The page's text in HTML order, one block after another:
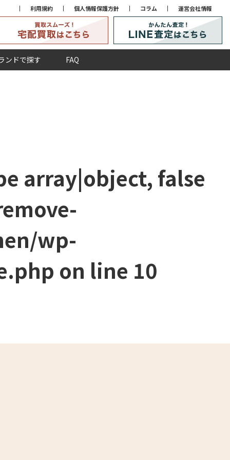
利用規約 個人情報保護方針 コラム 運営会社情報
ンドで探す FAQ
array|object, false
wp-
on line 10